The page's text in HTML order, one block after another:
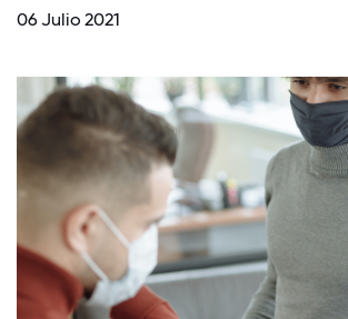
06 Julio 2021